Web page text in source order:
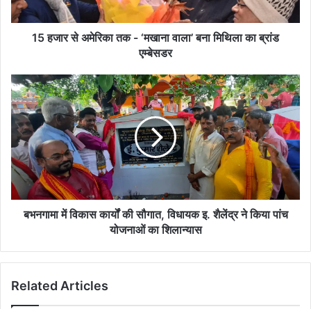
वाला’
बना
मिथिला
एम्बेसडर
15 हजार से अमेरिका तक - ‘मखाना वाला’ बना मिथिला का ब्रांड
एम्बेसडर
बभनगामा
में
विकास
कार्यों
की
सौगात,
विधायक
इ.
शैलेंद्र
शिलान्यास
बभनगामा में विकास कार्यों की सौगात, विधायक इ. शैलेंद्र ने किया पांच
योजनाओं का शिलान्यास
Related Articles